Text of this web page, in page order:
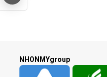
NHONMYgroup